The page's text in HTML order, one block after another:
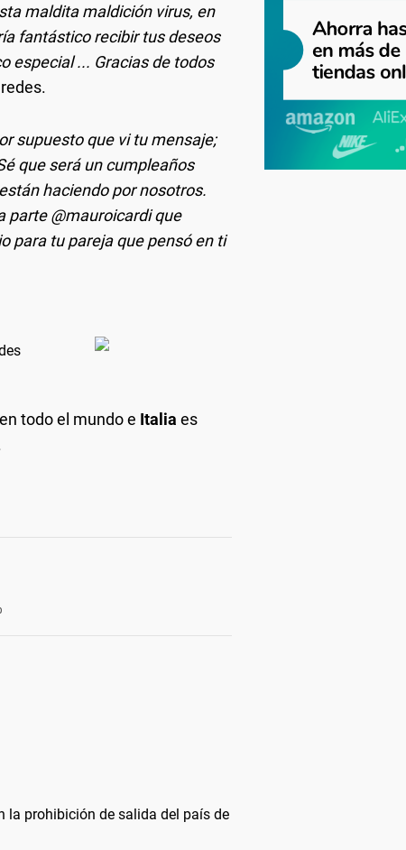
maldita maldición virus, en
fantástico recibir tus deseos
especial ... Gracias de todos
supuesto que vi tu mensaje;
que será un cumpleaños
haciendo por nosotros.
parte @mauroicardi que
para tu pareja que pensó en ti
en todo el mundo e Italia es
la prohibición de salida del país de